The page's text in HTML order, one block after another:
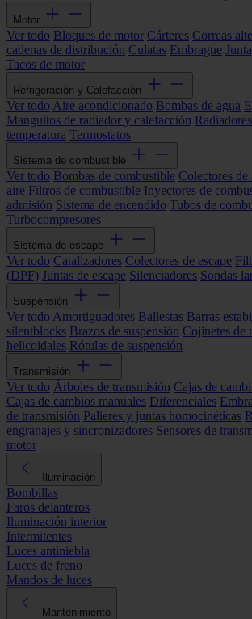
Motor
Ver todo Bloques de motor Cárteres Correas
cadenas de distribución Culatas Embrague
Tacos de motor
Refrigeración y Calefacción
Ver todo Aire acondicionado Bombas de agua
Manguitos de radiador y calefacción Radiadores
temperatura Termostatos
Sistema de combustible
Ver todo Bombas de combustible Colectores de
aire Filtros de combustible Inyectores de
admisión Sistema de encendido Tubos de
Turbocompresores
Sistema de escape
Ver todo Catalizadores Colectores de escape
(DPF) Juntas de escape Silenciadores Sondas
Suspensión
Ver todo Amortiguadores Ballestas Barras
silentblocks Brazos de suspensión Cojinetes de
helicoidales Rótulas de suspensión
Transmisión
Ver todo Árboles de transmisión Cajas de
Cajas de cambios manuales Diferenciales
de transmisión Palieres y juntas homocinéticas
engranajes y sincronizadores Sensores de
motor
Iluminación
Bombillas
Faros delanteros
Iluminación interior
Intermitentes
Luces antiniebla
Luces de freno
Mandos de luces
Mantenimiento